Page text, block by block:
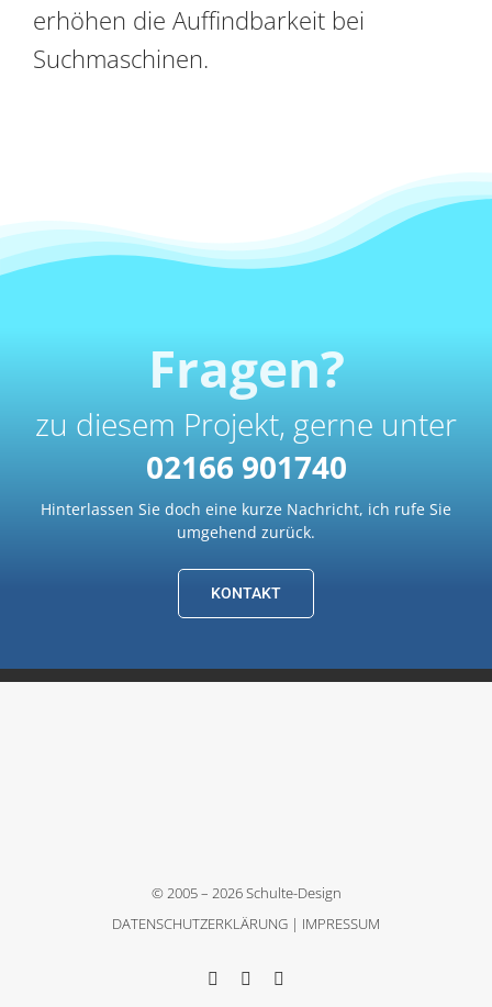
erhöhen die Auffindbarkeit bei
Suchmaschinen.
Fragen?
zu diesem Projekt, gerne unter
02166 901740
Hinterlassen Sie doch eine kurze Nachricht, ich rufe Sie
umgehend zurück.
KONTAKT
© 2005 – 2026 Schulte-Design
DATENSCHUTZERKLÄRUNG | IMPRESSUM